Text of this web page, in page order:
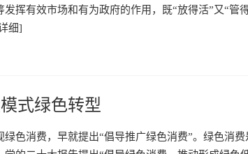
挥有效市场和有为政府的作用，既“放得活”又“管
细]
式绿色转型
绿色消费，早就提出“倡导推广绿色消费”。绿色消